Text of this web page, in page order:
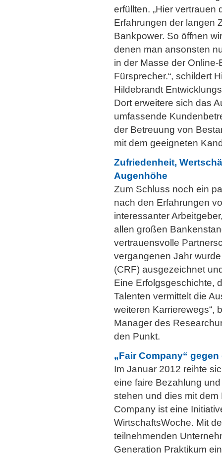
erfüllten. „Hier
Erfahrungen der langen
Bankpower. So öffnen
denen man ansonsten
in der Masse der
Fürsprecher.“, schildert
Hildebrandt
Dort erweitere sich das
umfassende
der Betreuung von
mit dem geeigneten
Zufriedenheit,
Augenhöhe
Zum Schluss noch ein
nach den Erfahrungen
interessanter
allen großen
vertrauensvolle
vergangenen Jahr
(CRF) ausgezeichnet
Eine Erfolgsgeschichte,
Talenten vermittelt die
weiteren Karrierewegs“,
Manager des
den Punkt.
„Fair Company“
Im Januar 2012 reihte
eine faire Bezahlung
stehen und dies mit
Company ist eine
WirtschaftsWoche. Mit
teilnehmenden
Generation Praktikum